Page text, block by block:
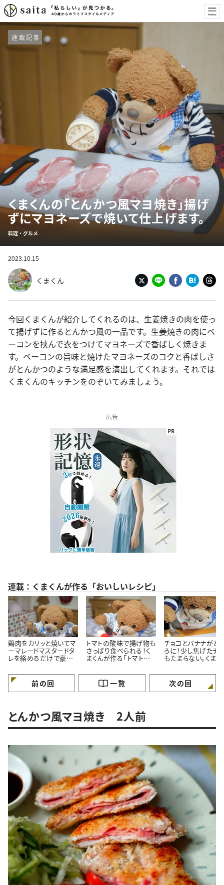
連載記事
くまくんの「とんかつ風マヨ焼き」揚げ
ずにマヨネーズで焼いて仕上げます。
料理・グルメ
2023.10.15
くまくん
今回くまくんが紹介してくれるのは、生姜焼きの肉を使っ
て揚げずに作るとんかつ風の一品です。生姜焼きの肉にベ
ーコンを挟んで衣をつけてマヨネーズで香ばしく焼きま
す。ベーコンの旨味と焼けたマヨネーズのコクと香ばしさ
がとんかつのような満足感を演出してくれます。それでは
くまくんのキッチンをのぞいてみましょう。
広告
連載：くまくんが作る「おいしいレシピ」
鶏肉をカリッと焼いてマ
ーマレードマスタードタ
レを絡めるだけで豪華
る簡単鶏肉のマーマレ
ードマスタード焼きレシ
トマトの酸味で揚げ物も
さっぱり食べられる！く
まくんが作る「トマトタル
チョコとバナナがと
ろに！少し焦げたチ
もたまらない。くまく
ナ」レシピ
前の回 一覧 次の回
とんかつ風マヨ焼き 2人前